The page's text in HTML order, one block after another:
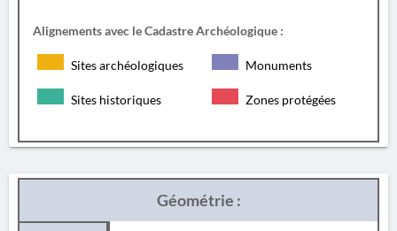
Alignements avec le Cadastre Archéologique :
Sites archéologiques Monuments
Sites historiques Zones protégées
Géométrie :